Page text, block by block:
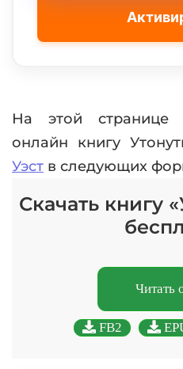
На этой странице
онлайн книгу
Уэст в следующих
Скачать книгу
Читать
FB2